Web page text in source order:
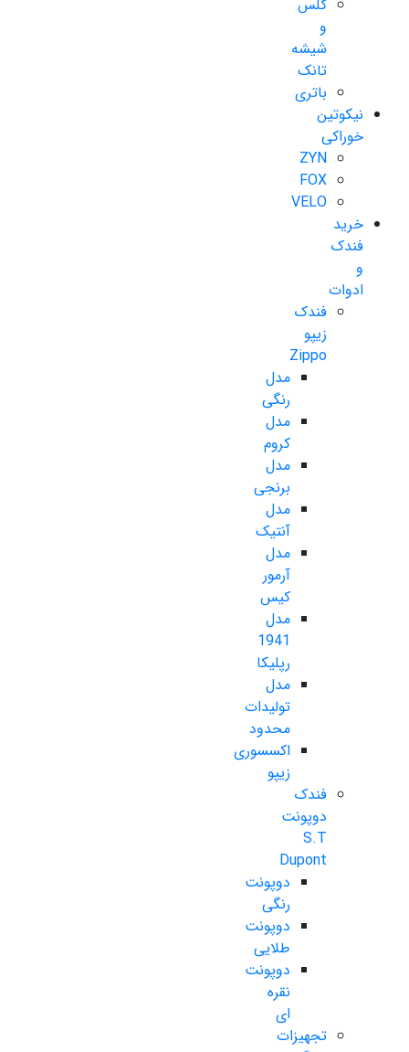
گلس
و
شیشه
تانک
باتری
نیکوتین
خوراکی
ZYN
FOX
VELO
خرید
فندک
و
ادوات
فندک
زیپو
Zippo
مدل
رنگی
مدل
کروم
مدل
برنجی
مدل
آنتیک
مدل
آرمور
کیس
مدل
1941
رپلیکا
مدل
تولیدات
محدود
اکسسوری
زیپو
فندک
دوپونت
S.T
Dupont
دوپونت
رنگی
دوپونت
طلایی
دوپونت
نقره
ای
تجهیزات